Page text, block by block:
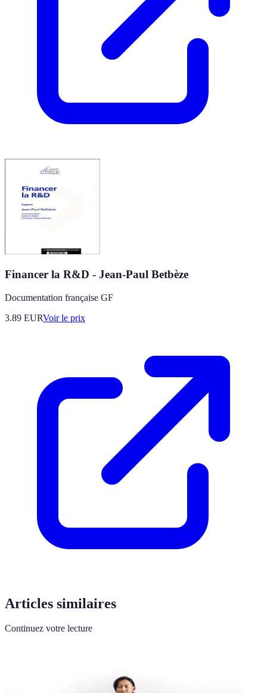
Financer la R&D - Jean-Paul Betbèze
Documentation française GF
3.89 EURVoir le prix
Articles similaires
Continuez votre lecture